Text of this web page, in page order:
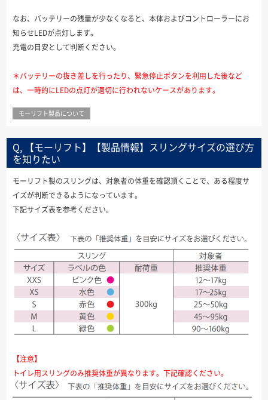
なお、バッテリーの残量が少なくなると、本体およびコントローラーにお
知らせLEDが点灯します。
充電の目安として判断ください。
＊バッテリーの抜き差しを行ったり、緊急停止ボタンを利用した後など
は、一時的にLEDの点灯が適切に行われないケースがあります。
モーリフト製品について
Q, 【モーリフト】【製品情報】スリングサイズの選び方
を知りたい
モーリフト製のスリングは、対象者の体重を確認頂くことで、ある程度サ
イズが判断できるようになっています。
下記サイズ表を参考ください。
【注意】
トイレ用スリングのみ推奨体重が異なります。下記確認ください。